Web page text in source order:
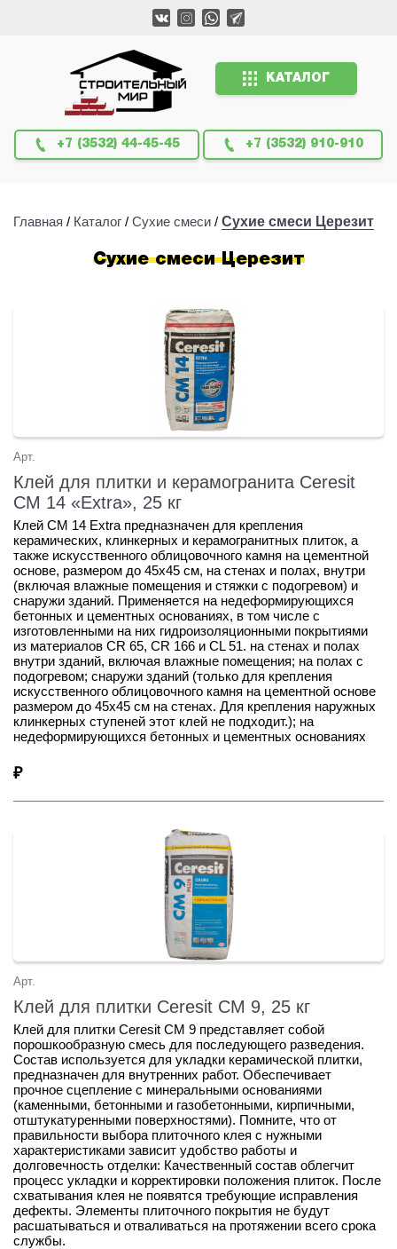
КАТАЛОГ
+7 (3532) 44-45-45 +7 (3532) 910-910
Главная / Каталог / Сухие смеси / Сухие смеси Церезит
Сухие смеси Церезит
Арт.
Клей для плитки и керамогранита Ceresit
CM 14 «Extra», 25 кг
Клей CM 14 Extra предназначен для крепления
керамических, клинкерных и керамогранитных плиток, а
также искусственного облицовочного камня на цементной
основе, размером до 45х45 см, на стенах и полах, внутри
(включая влажные помещения и стяжки с подогревом) и
снаружи зданий. Применяется на недеформирующихся
бетонных и цементных основаниях, в том числе с
изготовленными на них гидроизоляционными покрытиями
из материалов CR 65, CR 166 и CL 51. на стенах и полах
внутри зданий, включая влажные помещения; на полах с
подогревом; снаружи зданий (только для крепления
искусственного облицовочного камня на цементной основе
размером до 45х45 см на стенах. Для крепления наружных
клинкерных ступеней этот клей не подходит.); на
недеформирующихся бетонных и цементных основаниях
₽
Арт.
Клей для плитки Сeresit СМ 9, 25 кг
Клей для плитки Сeresit СМ 9 представляет собой
порошкообразную смесь для последующего разведения.
Состав используется для укладки керамической плитки,
предназначен для внутренних работ. Обеспечивает
прочное сцепление с минеральными основаниями
(каменными, бетонными и газобетонными, кирпичными,
отштукатуренными поверхностями). Помните, что от
правильности выбора плиточного клея с нужными
характеристиками зависит удобство работы и
долговечность отделки: Качественный состав облегчит
процесс укладки и корректировки положения плиток. После
схватывания клея не появятся требующие исправления
дефекты. Элементы плиточного покрытия не будут
расшатываться и отваливаться на протяжении всего срока
службы.